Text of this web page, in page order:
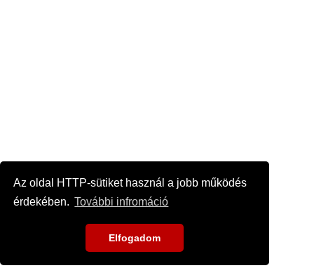
Az oldal HTTP-sütiket használ a jobb működés
érdekében. További infromáció
Elfogadom